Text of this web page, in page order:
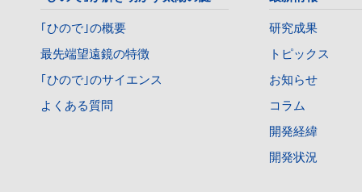
｢ひので｣の概要
最先端望遠鏡の特徴
｢ひので｣のサイエンス
よくある質問
研究成果
トピックス
お知らせ
コラム
開発経緯
開発状況